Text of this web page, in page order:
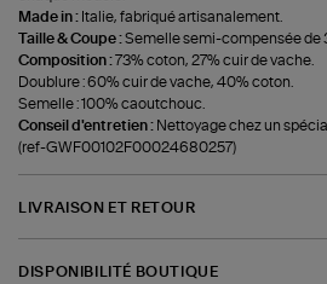
Made in : Italie, fabriqué artisanalement.
Taille & Coupe :Semelle semi-compensée de
Composition :73% coton, 27% cuir de vache.
Doublure : 60% cuir de vache, 40% coton.
Semelle : 100% caoutchouc.
Conseil d'entretien : Nettoyage chez un
(ref-GWF00102F00024680257)
LIVRAISON ET RETOUR
DISPONIBILITÉ BOUTIQUE